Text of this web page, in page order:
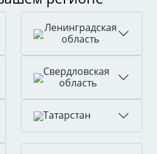
Ленинградская
область
Свердловская
область
Татарстан